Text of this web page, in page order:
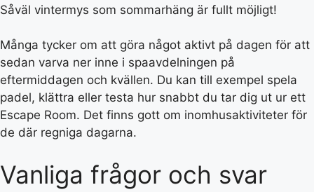
Såväl vintermys som sommarhäng är fullt möjligt!
Många tycker om att göra något aktivt på dagen för att
sedan varva ner inne i spaavdelningen på
eftermiddagen och kvällen. Du kan till exempel spela
padel, klättra eller testa hur snabbt du tar dig ut ur ett
Escape Room. Det finns gott om inomhusaktiviteter för
de där regniga dagarna.
Vanliga frågor och svar